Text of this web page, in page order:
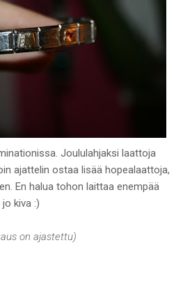
Joululahjaksi laattoja
ajattelin ostaa lisää hopealaattoja,
En halua tohon laittaa enempää
kiva :)
on ajastettu)